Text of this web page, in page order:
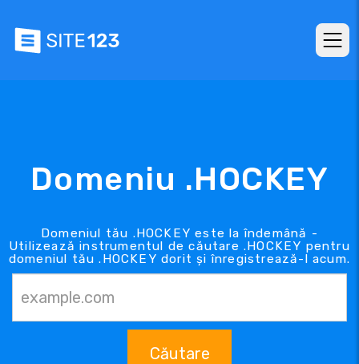
Domeniu .HOCKEY
Domeniul tău .HOCKEY este la îndemână -
Utilizează instrumentul de căutare .HOCKEY pentru
domeniul tău .HOCKEY dorit și înregistrează-l acum.
Căutare